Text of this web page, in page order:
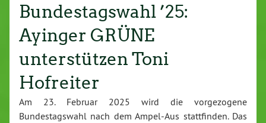
Bundestagswahl ’25:
Ayinger GRÜNE
unterstützen Toni
Hofreiter
Am 23. Februar 2025 wird die vorgezogene
Bundestagswahl nach dem Ampel-Aus stattfinden. Das